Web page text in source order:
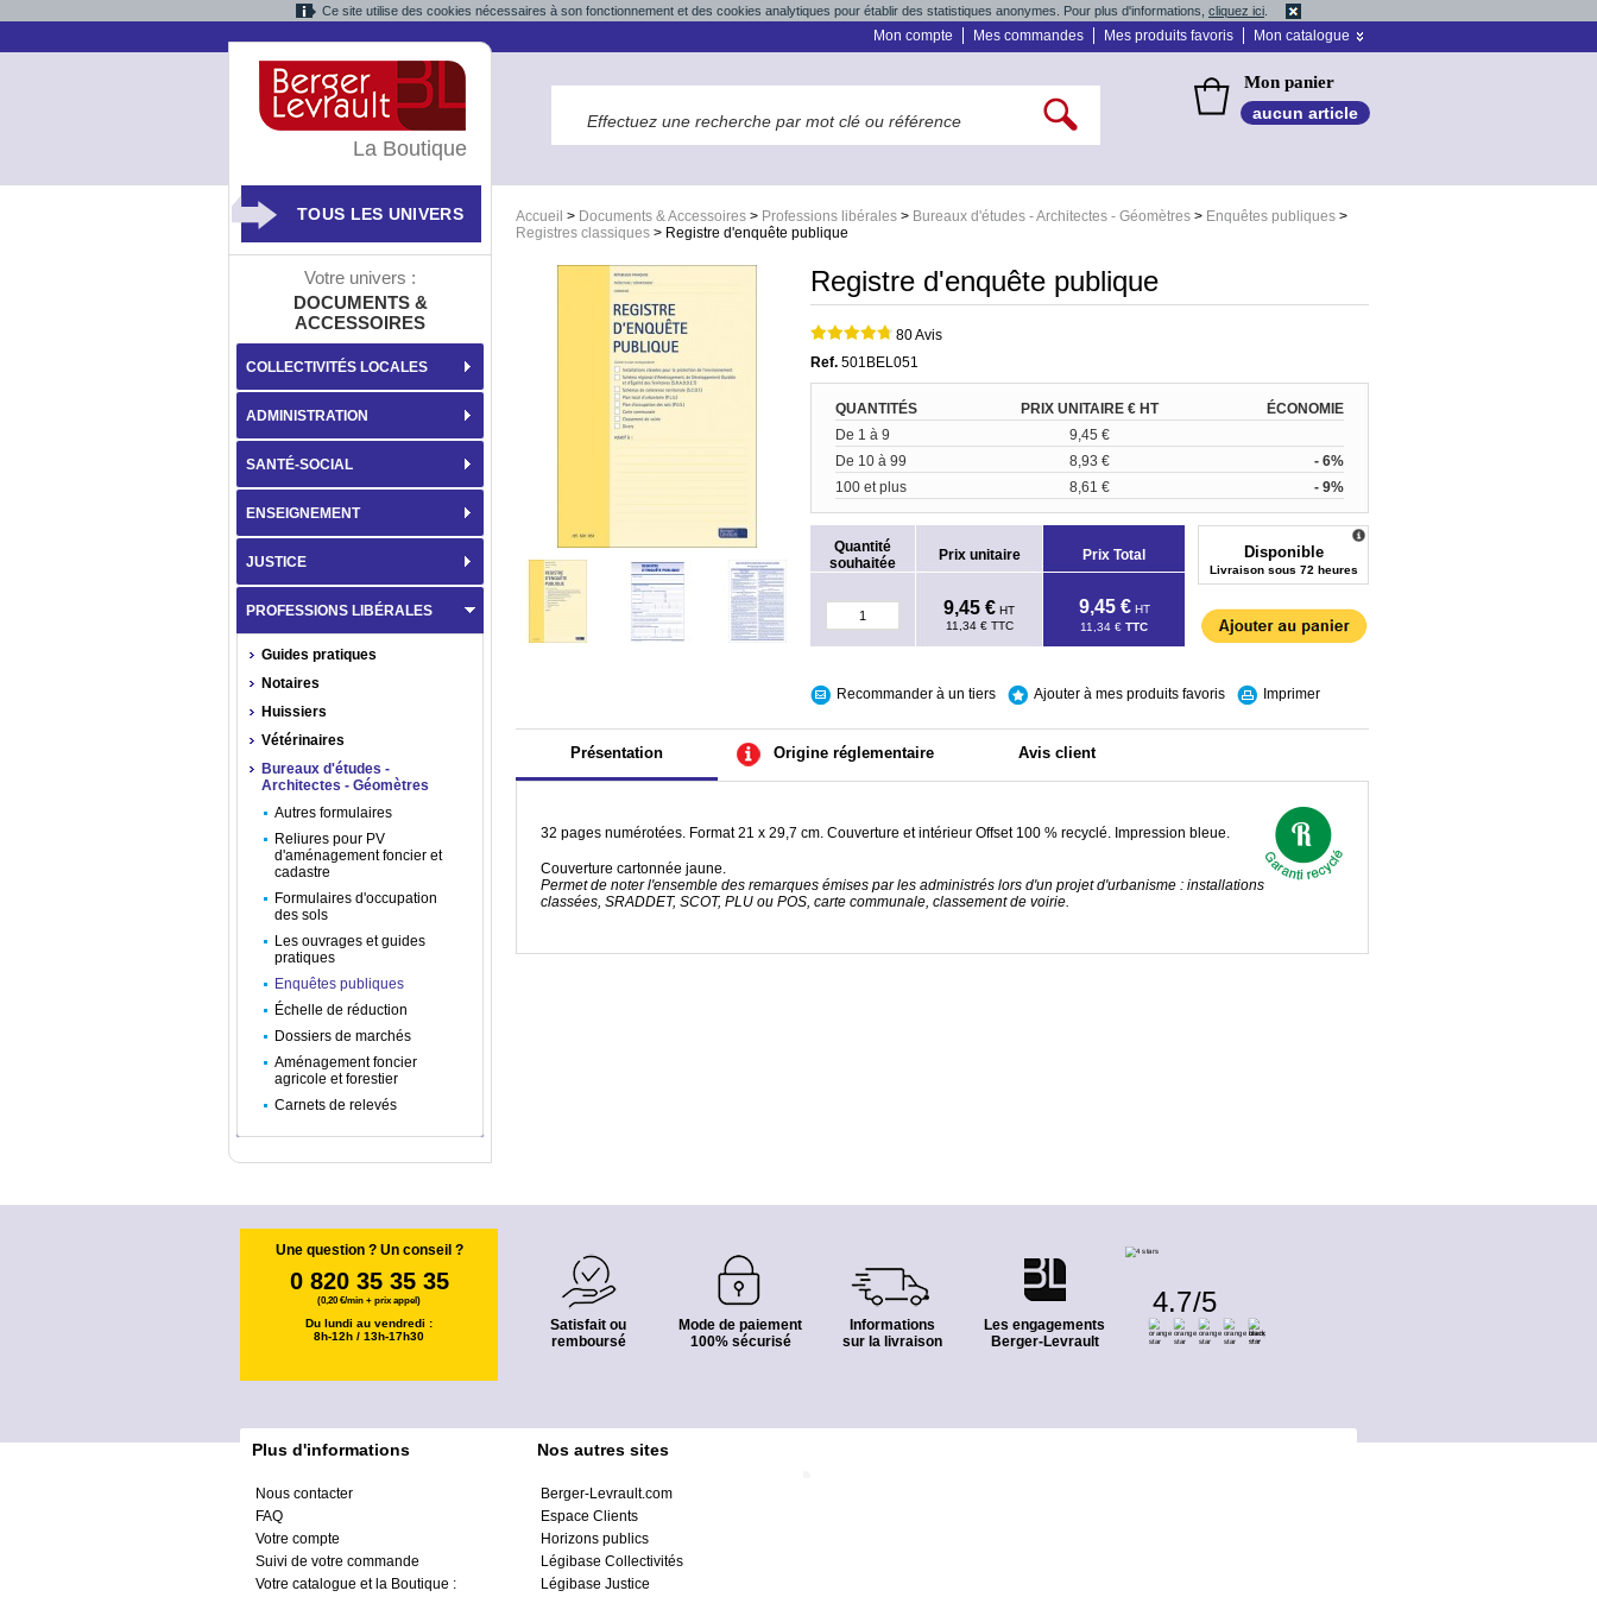
Ce site utilise des cookies nécessaires à son fonctionnement et des cookies analytiques pour établir des statistiques anonymes. Pour plus d'informations, cliquez ici
Mon compte Mes commandes Mes produits favoris Mon catalogue
Mon panier
aucun article
Accueil > Documents & Accessoires > Professions libérales > Bureaux d'études - Architectes - Géomètres > Enquêtes publiques >
Registres classiques > Registre d'enquête publique
Registre d'enquête publique
80 Avis
Ref. 501BEL051
QUANTITÉS PRIX UNITAIRE € HT
ÉCONOMIE
De 1 à 9
9,45 €
De 10 à 99
8,93 €
- 6%
100 et plus
8,61 € - 9%
Quantité
souhaitée
Prix unitaire Prix Total
9,45 € HT
11,34 € TTC
9,45 € HT
11,34 € TTC
Disponible
Livraison sous 72 heures
Recommander à un tiers Ajouter à mes produits favoris Imprimer
Présentation Origine réglementaire Avis client
32 pages numérotées. Format 21 x 29,7 cm. Couverture et intérieur Offset 100 % recyclé. Impression bleue.
Couverture cartonnée jaune.
Permet de noter l'ensemble des remarques émises par les administrés lors d'un projet d'urbanisme : installations
classées, SRADDET, SCOT, PLU ou POS, carte communale, classement de voirie.
La Boutique
TOUS LES UNIVERS
Votre univers :
DOCUMENTS &
ACCESSOIRES
COLLECTIVITÉS LOCALES
ADMINISTRATION
SANTÉ-SOCIAL
ENSEIGNEMENT
JUSTICE
PROFESSIONS LIBÉRALES
Guides pratiques
Notaires
Huissiers
Vétérinaires
Bureaux d'études -
Architectes - Géomètres
Autres formulaires
Reliures pour PV
d'aménagement foncier et
cadastre
Formulaires d'occupation
des sols
Les ouvrages et guides
pratiques
Enquêtes publiques
Échelle de réduction
Dossiers de marchés
Aménagement foncier
agricole et forestier
Carnets de relevés
Une question ? Un conseil ?
0 820 35 35 35
(0,20 €/min + prix appel)
Du lundi au vendredi :
8h-12h / 13h-17h30
Satisfait ou
remboursé
Mode de paiement
100% sécurisé
Informations
sur la livraison
Les engagements
Berger-Levrault
4.7/5
Plus d'informations
Nous contacter
FAQ
Votre compte
Suivi de votre commande
Votre catalogue et la Boutique :
Nos autres sites
Berger-Levrault.com
Espace Clients
Horizons publics
Légibase Collectivités
Légibase Justice